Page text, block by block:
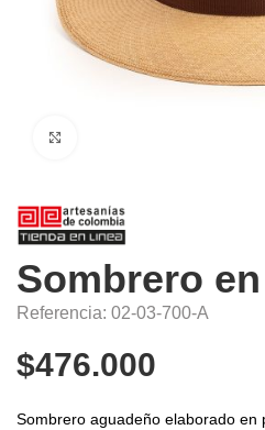
Sombrero
Referencia: 02-03-700-A
$476.000
Sombrero aguadeño elaborado en